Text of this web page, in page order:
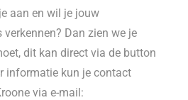
aan en wil je jouw
Dan zien we je
dit kan direct via de button
informatie kun je contact
via e-mail: